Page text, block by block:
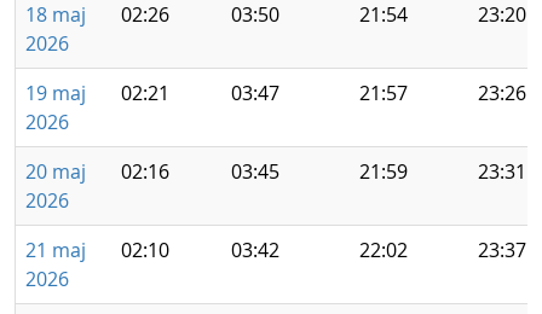
18 maj
2026
02:26 03:50 21:54 23:20
19 maj
2026
02:21 03:47 21:57 23:26
20 maj
2026
02:16 03:45 21:59 23:31
21 maj
2026
02:10 03:42 22:02 23:37